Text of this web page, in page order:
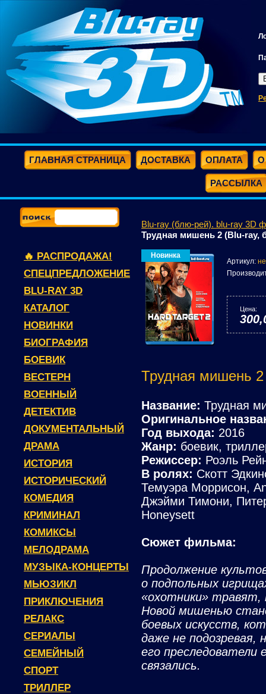
ГЛАВНАЯ СТРАНИЦА ДОСТАВКА ОПЛАТА О
РАССЫЛКА
🔥 РАСПРОДАЖА!
СПЕЦПРЕДЛОЖЕНИЕ
BLU-RAY 3D
КАТАЛОГ
НОВИНКИ
БИОГРАФИЯ
БОЕВИК
ВЕСТЕРН
ВОЕННЫЙ
ДЕТЕКТИВ
ДОКУМЕНТАЛЬНЫЙ
ДРАМА
ИСТОРИЯ
ИСТОРИЧЕСКИЙ
КОМЕДИЯ
КРИМИНАЛ
КОМИКСЫ
МЕЛОДРАМА
МУЗЫКА-КОНЦЕРТЫ
МЬЮЗИКЛ
ПРИКЛЮЧЕНИЯ
РЕЛАКС
СЕРИАЛЫ
СЕМЕЙНЫЙ
СПОРТ
ТРИЛЛЕР
Blu-ray (блю-рей). blu-ray 3D
Трудная мишень 2 (Blu-ray,
Новинка
Артикул:
Цена:
Трудная мишень
Название: Трудная
Оригинальное
Год выхода: 2016
Жанр: боевик,
Режиссер: Роэль
В ролях: Скотт
Темуэра Моррисон,
Джэйми Тимони,
Honeysett
Сюжет фильма:
Продолжение
о подпольных
«охотники» травят,
Новой мишенью
боевых искусств,
даже не подозревая,
его
связались.